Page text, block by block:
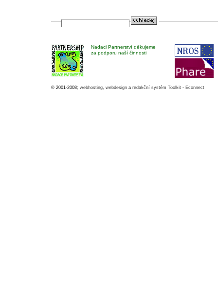
Nadaci Partnerství děkujeme
za podporu naší činnosti
© 2001-2008; webhosting, webdesign a redakční systém Toolkit - Econnect